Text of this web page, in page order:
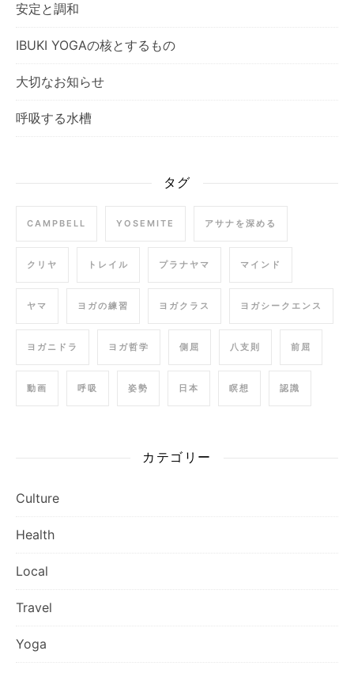
安定と調和
IBUKI YOGAの核とするもの
大切なお知らせ
呼吸する水槽
タグ
CAMPBELL YOSEMITE アサナを深める
クリヤ トレイル プラナヤマ マインド
ヤマ ヨガの練習 ヨガクラス ヨガシークエンス
ヨガニドラ ヨガ哲学 側屈 八支則 前屈
動画 呼吸 姿勢 日本 瞑想 認識
カテゴリー
Culture
Health
Local
Travel
Yoga